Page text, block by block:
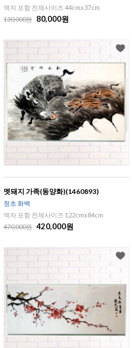
액자 포함 전체사이즈 44cmx37cm
130,000원
80,000원
멧돼지 가족(동양화)(1460893)
청초 화백
액자 포함 전체사이즈 122cmx84cm
470,000원 420,000원